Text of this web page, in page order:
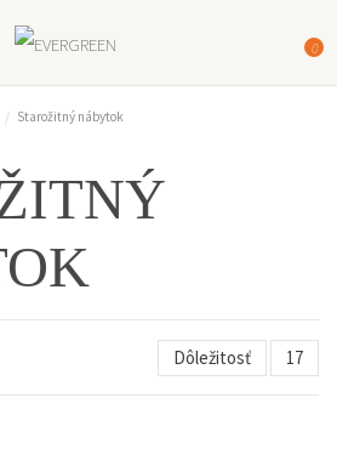
0
Starožitný nábytok
Dôležitosť 17